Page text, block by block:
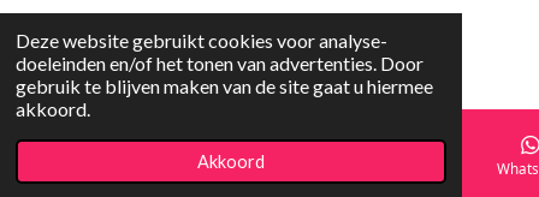
Deze website gebruikt cookies voor analyse-
doeleinden en/of het tonen van advertenties. Door
gebruik te blijven maken van de site gaat u hiermee
akkoord.
Akkoord